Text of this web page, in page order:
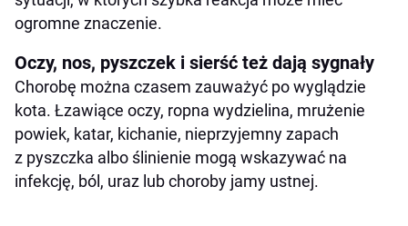
ogromne znaczenie.
Oczy, nos, pyszczek i sierść też dają sygnały
Chorobę można czasem zauważyć po wyglądzie
kota. Łzawiące oczy, ropna wydzielina, mrużenie
powiek, katar, kichanie, nieprzyjemny zapach
z pyszczka albo ślinienie mogą wskazywać na
infekcję, ból, uraz lub choroby jamy ustnej.